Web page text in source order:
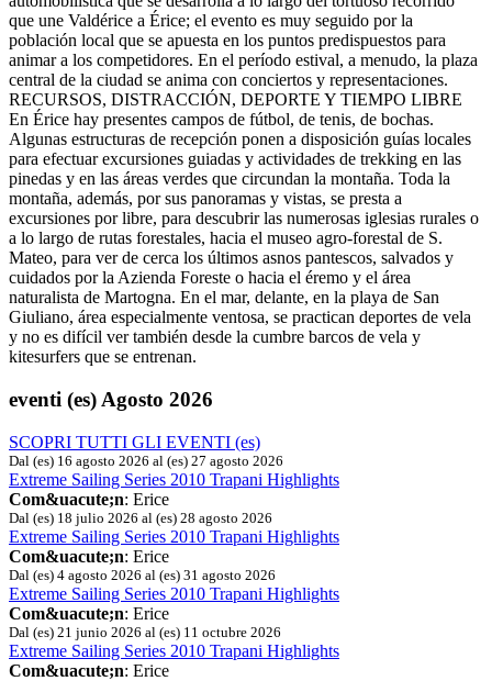
que une Valdérice a Érice; el evento es muy seguido por la
población local que se apuesta en los puntos predispuestos para
animar a los competidores. En el período estival, a menudo, la plaza
central de la ciudad se anima con conciertos y representaciones.
RECURSOS, DISTRACCIÓN, DEPORTE Y TIEMPO LIBRE
En Érice hay presentes campos de fútbol, de tenis, de bochas.
Algunas estructuras de recepción ponen a disposición guías locales
para efectuar excursiones guiadas y actividades de trekking en las
pinedas y en las áreas verdes que circundan la montaña. Toda la
montaña, además, por sus panoramas y vistas, se presta a
excursiones por libre, para descubrir las numerosas iglesias rurales o
a lo largo de rutas forestales, hacia el museo agro-forestal de S.
Mateo, para ver de cerca los últimos asnos pantescos, salvados y
cuidados por la Azienda Foreste o hacia el éremo y el área
naturalista de Martogna. En el mar, delante, en la playa de San
Giuliano, área especialmente ventosa, se practican deportes de vela
y no es difícil ver también desde la cumbre barcos de vela y
kitesurfers que se entrenan.
eventi (es) Agosto 2026
SCOPRI TUTTI GLI EVENTI (es)
Dal (es) 16 agosto 2026 al (es) 27 agosto 2026
Extreme Sailing Series 2010 Trapani Highlights
Com&uacute;n: Erice
Dal (es) 18 julio 2026 al (es) 28 agosto 2026
Extreme Sailing Series 2010 Trapani Highlights
Com&uacute;n: Erice
Dal (es) 4 agosto 2026 al (es) 31 agosto 2026
Extreme Sailing Series 2010 Trapani Highlights
Com&uacute;n: Erice
Dal (es) 21 junio 2026 al (es) 11 octubre 2026
Extreme Sailing Series 2010 Trapani Highlights
Com&uacute;n: Erice